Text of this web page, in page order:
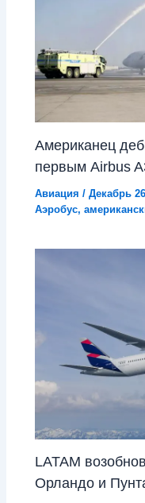
Американец
первым Airbus
Авиация /Декабрь
Аэробус,
LATAM
Орландо и